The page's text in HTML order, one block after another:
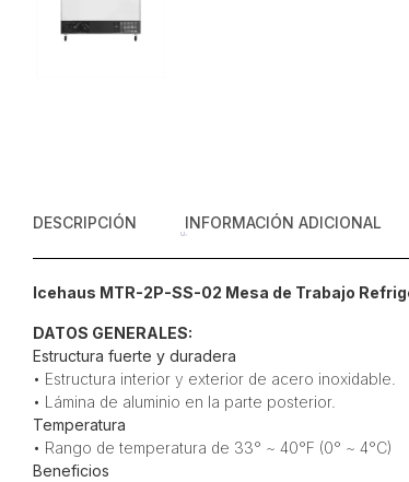
DESCRIPCIÓN INFORMACIÓN ADICIONAL
Icehaus MTR-2P-SS-02 Mesa de Trabajo
DATOS GENERALES:
Estructura fuerte y duradera
• Estructura interior y exterior de acero inoxidable.
• Lámina de aluminio en la parte posterior.
Temperatura
• Rango de temperatura de 33° ~ 40°F (0° ~ 4°C)
Beneficios